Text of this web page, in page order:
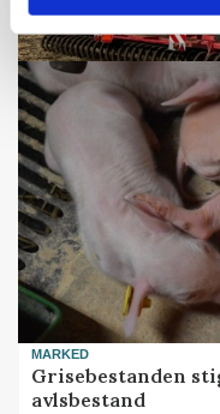
MARKED
Grisebestanden
avlsbestand